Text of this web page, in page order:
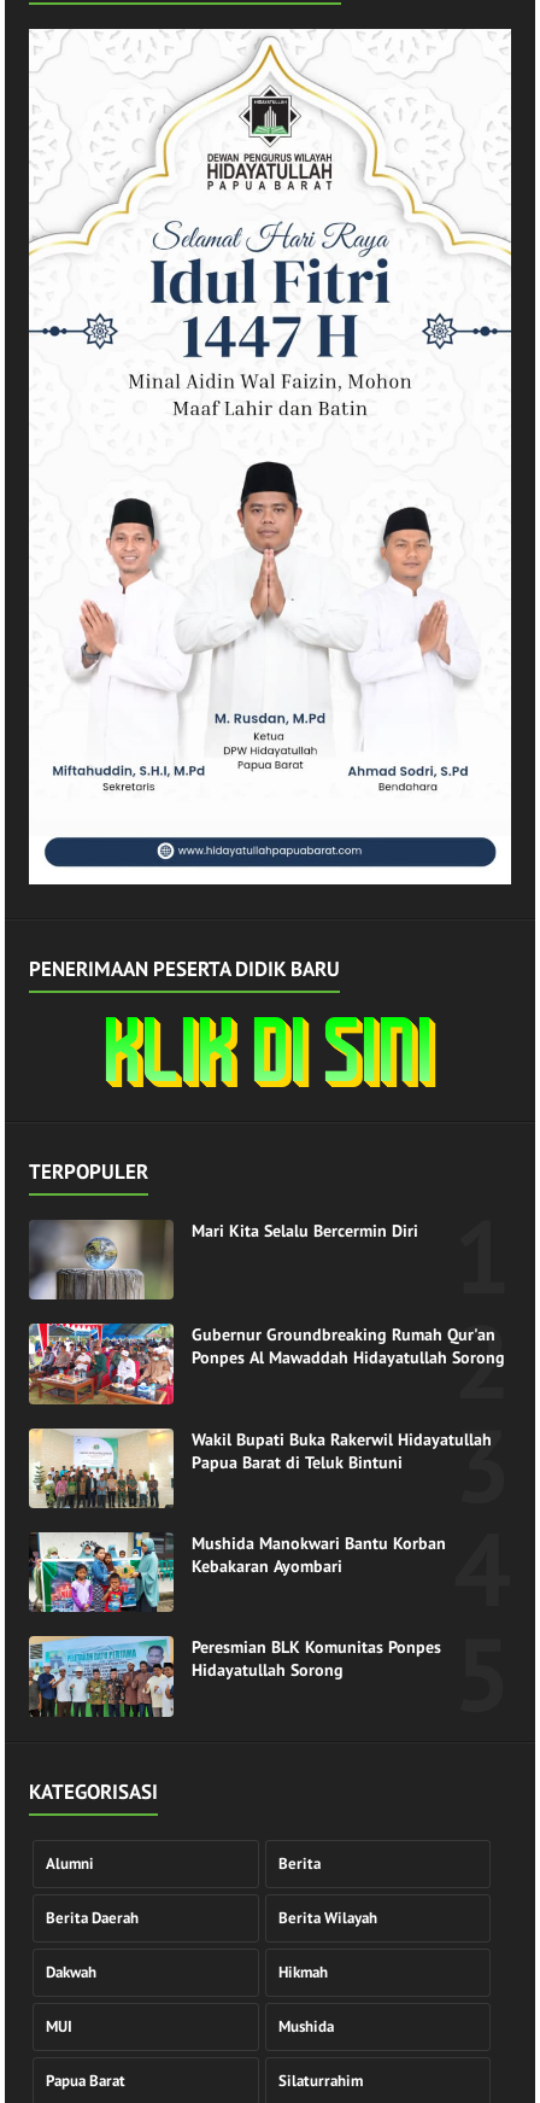
PENERIMAAN PESERTA DIDIK BARU
TERPOPULER
Mari Kita Selalu Bercermin Diri
Gubernur Groundbreaking Rumah Qur'an
Ponpes Al Mawaddah Hidayatullah Sorong
Wakil Bupati Buka Rakerwil Hidayatullah
Papua Barat di Teluk Bintuni
Mushida Manokwari Bantu Korban
Kebakaran Ayombari
Peresmian BLK Komunitas Ponpes
Hidayatullah Sorong
KATEGORISASI
Alumni Berita
Berita Daerah Berita Wilayah
Dakwah Hikmah
MUI Mushida
Papua Barat Silaturrahim